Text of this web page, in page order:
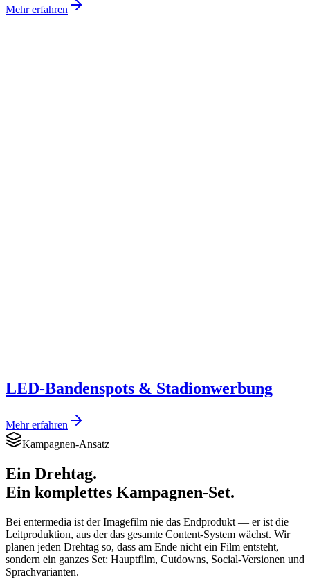
Mehr erfahren
LED-Bandenspots & Stadionwerbung
Mehr erfahren
Kampagnen-Ansatz
Ein Drehtag.
Ein komplettes Kampagnen-Set.
Bei entermedia ist der Imagefilm nie das Endprodukt — er ist die
Leitproduktion, aus der das gesamte Content-System wächst. Wir
planen jeden Drehtag so, dass am Ende nicht ein Film entsteht,
sondern ein ganzes Set: Hauptfilm, Cutdowns, Social-Versionen und
Sprachvarianten.